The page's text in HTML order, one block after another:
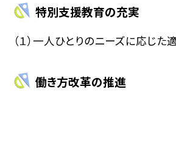
特別支援教育の充実
（１）一人ひとりのニーズに応じ
働き方改革の推進